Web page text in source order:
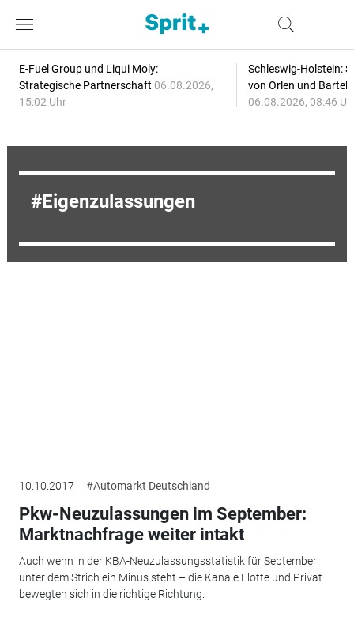
E-Fuel Group und Liqui Moly:
Strategische Partnerschaft 06.08.2026,
15:02 Uhr
Schleswig-Holstein:
von Orlen und
06.08.2026, 08:46
Eigenzulassungen
10.10.2017 #Automarkt Deutschland
Pkw-Neuzulassungen im September:
Marktnachfrage weiter intakt
Auch wenn in der KBA-Neuzulassungsstatistik für September
unter dem Strich ein Minus steht – die Kanäle Flotte und Privat
bewegten sich in die richtige Richtung.